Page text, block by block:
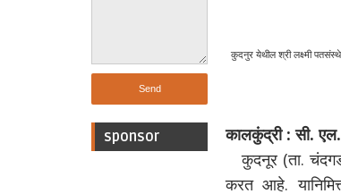
sponsor
कुदनुर येथील श्री लक्ष्मी
कालकुंद्री : सी. एल.
कुदनूर (ता.
करत आहे.